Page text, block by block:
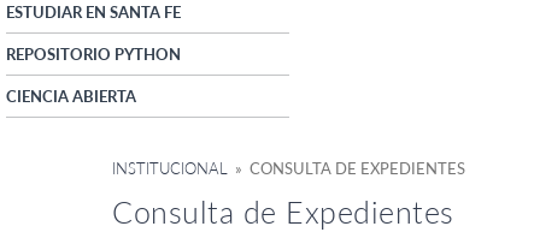
ESTUDIAR EN SANTA FE
REPOSITORIO PYTHON
CIENCIA ABIERTA
INSTITUCIONAL » CONSULTA DE EXPEDIENTES
Consulta de Expedientes